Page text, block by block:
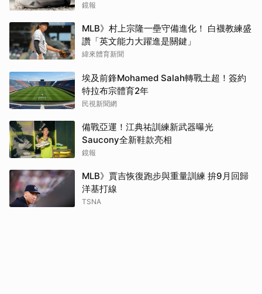
鏡報
MLB》村上宗隆一壘守備進化！ 白襪教練盛
讚「英文能力大躍進是關鍵」
緯來體育新聞
埃及前鋒Mohamed Salah轉戰土超！簽約
特拉布宗體育2年
民視新聞網
備戰亞運！江典祐訓練新武器曝光
Saucony全新鞋款亮相
鏡報
MLB》賈吉恢復跑步與重量訓練 拚9月回歸
洋基打線
TSNA